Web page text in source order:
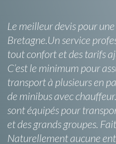
Le meilleur devis pour
Bretagne.Un service
tout confort et des tarifs
C’est le minimum pour
transport à plusieurs en
de minibus avec
sont équipés pour
et des grands groupes.
Naturellement aucune